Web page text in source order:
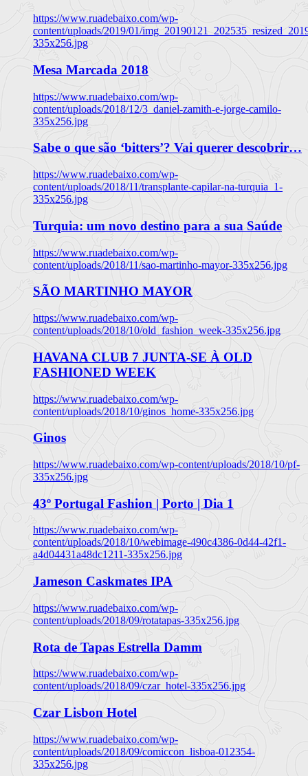
https://www.ruadebaixo.com/wp-
content/uploads/2019/01/
335x256.jpg
Mesa Marcada 2018
https://www.ruadebaixo.com/wp-
content/uploads/2018/12/3_daniel-zamith-e-jorge-camilo-
335x256.jpg
Sabe o que são ‘bitters’? Vai querer descobrir…
https://www.ruadebaixo.com/wp-
content/uploads/2018/11/transplante-capilar-na-turquia_1-
335x256.jpg
Turquia: um novo destino para a sua Saúde
https://www.ruadebaixo.com/wp-
content/uploads/2018/11/sao-martinho-mayor-335x256.jpg
SÃO MARTINHO MAYOR
https://www.ruadebaixo.com/wp-
content/uploads/2018/10/old_fashion_week-335x256.jpg
HAVANA CLUB 7 JUNTA-SE À OLD
FASHIONED WEEK
https://www.ruadebaixo.com/wp-
content/uploads/2018/10/ginos_home-335x256.jpg
Ginos
https://www.ruadebaixo.com/wp-content/uploads/2018/10/pf-
335x256.jpg
43º Portugal Fashion | Porto | Dia 1
https://www.ruadebaixo.com/wp-
content/uploads/2018/10/webimage-490c4386-0d44-42f1-
a4d04431a48dc1211-335x256.jpg
Jameson Caskmates IPA
https://www.ruadebaixo.com/wp-
content/uploads/2018/09/rotatapas-335x256.jpg
Rota de Tapas Estrella Damm
https://www.ruadebaixo.com/wp-
content/uploads/2018/09/czar_hotel-335x256.jpg
Czar Lisbon Hotel
https://www.ruadebaixo.com/wp-
content/uploads/2018/09/comiccon_lisboa-012354-
335x256.jpg